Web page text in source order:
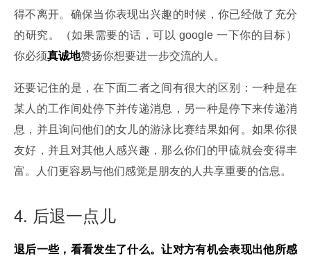
得不离开。确保当你表现出兴趣的时候，你已经做了充分
的研究。（如果需要的话，可以 google 一下你的目标）
你必须真诚地赞扬你想要进一步交流的人。
还要记住的是，在下面二者之间有很大的区别：一种是在
某人的工作间处停下并传递消息，另一种是停下来传递消
息，并且询问他们的女儿的游泳比赛结果如何。如果你很
友好，并且对其他人感兴趣，那么你们的甲硫就会变得丰
富。人们更容易与他们感觉是朋友的人共享重要的信息。
4. 后退一点儿
退后一些，看看发生了什么。让对方有机会表现出他所感